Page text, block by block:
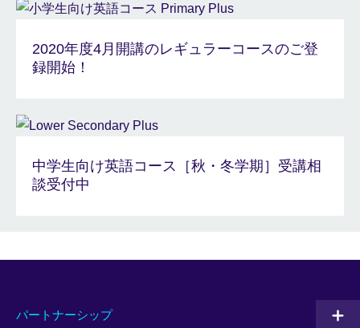
2020年度4月開講のレギュラーコースのご登
録開始！
中学生向け英語コース［秋・冬学期］受講相
談受付中
パートナーシップ